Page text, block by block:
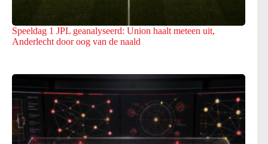
Speeldag 1 JPL geanalyseerd: Union haalt meteen uit,
Anderlecht door oog van de naald